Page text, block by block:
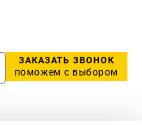
ЗАКАЗАТЬ ЗВОНОК
поможем с выбором